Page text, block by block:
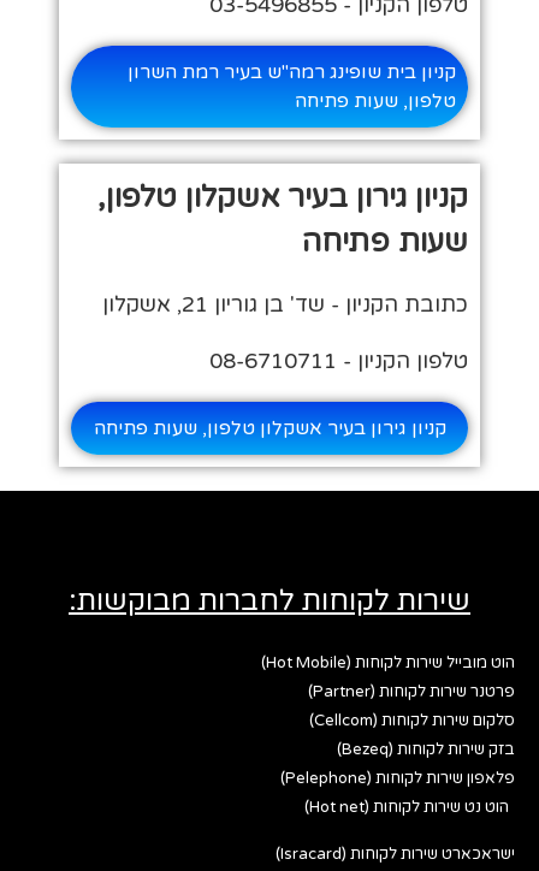
קניון בית שופינג רמה"ש בעיר רמת השרון
טלפון, שעות פתיחה
קניון גירון בעיר אשקלון טלפון,
שעות פתיחה
כתובת הקניון - שד' בן גוריון 21, אשקלון
טלפון הקניון - 08-6710711
קניון גירון בעיר אשקלון טלפון, שעות פתיחה
שירות לקוחות לחברות מבוקשות:
הוט מובייל שירות לקוחות (Hot Mobile)
פרטנר שירות לקוחות (Partner)
סלקום שירות לקוחות (Cellcom)
בזק שירות לקוחות (Bezeq)
פלאפון שירות לקוחות (Pelephone)
הוט נט שירות לקוחות (Hot net)
ישראכארט שירות לקוחות (Isracard)